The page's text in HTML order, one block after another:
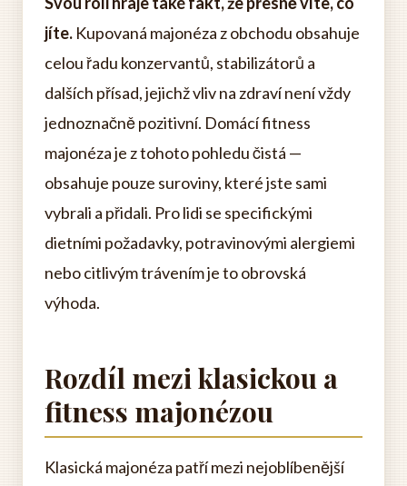
jíte. Kupovaná majonéza z obchodu obsahuje
celou řadu konzervantů, stabilizátorů a
dalších přísad, jejichž vliv na zdraví není vždy
jednoznačně pozitivní. Domácí fitness
majonéza je z tohoto pohledu čistá —
obsahuje pouze suroviny, které jste sami
vybrali a přidali. Pro lidi se specifickými
dietními požadavky, potravinovými alergiemi
nebo citlivým trávením je to obrovská
výhoda.
Rozdíl mezi klasickou a
fitness majonézou
Klasická majonéza patří mezi nejoblíbenější